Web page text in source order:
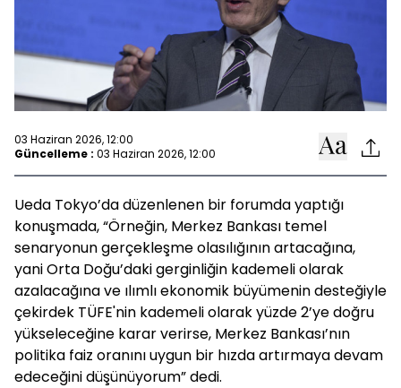
03 Haziran 2026, 12:00
Güncelleme : 03 Haziran 2026, 12:00
Ueda Tokyo’da düzenlenen bir forumda yaptığı
konuşmada, “Örneğin, Merkez Bankası temel
senaryonun gerçekleşme olasılığının artacağına,
yani Orta Doğu’daki gerginliğin kademeli olarak
azalacağına ve ılımlı ekonomik büyümenin desteğiyle
çekirdek TÜFE'nin kademeli olarak yüzde 2’ye doğru
yükseleceğine karar verirse, Merkez Bankası’nın
politika faiz oranını uygun bir hızda artırmaya devam
edeceğini düşünüyorum” dedi.